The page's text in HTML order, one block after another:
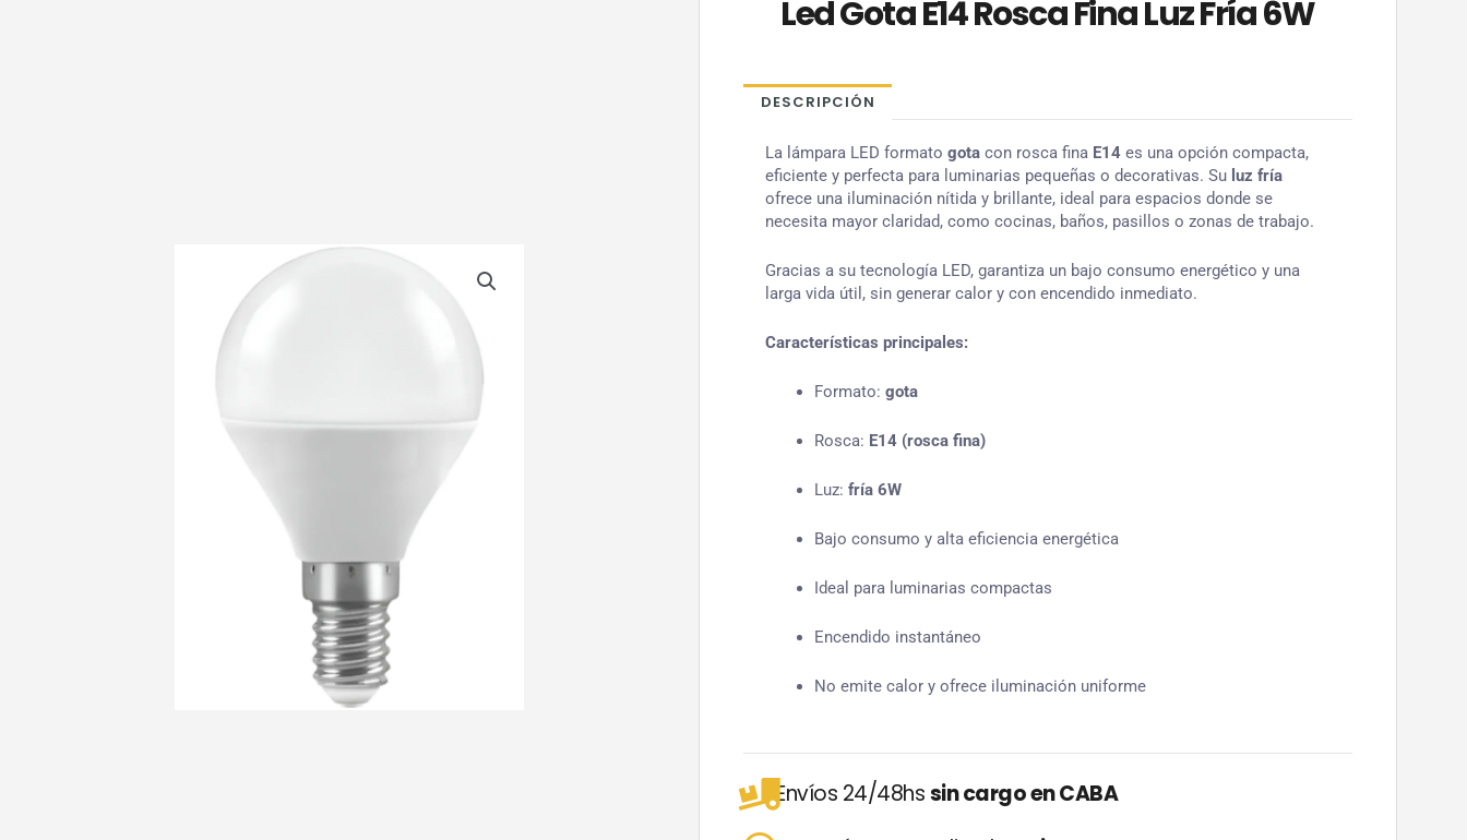
Led Gota E14 Rosca Fina Luz Fría 6W
DESCRIPCIÓN
La lámpara LED formato gota con rosca fina E14 es una opción compacta,
eficiente y perfecta para luminarias pequeñas o decorativas. Su luz fría
ofrece una iluminación nítida y brillante, ideal para espacios donde se
necesita mayor claridad, como cocinas, baños, pasillos o zonas de trabajo.
Gracias a su tecnología LED, garantiza un bajo consumo energético y una
larga vida útil, sin generar calor y con encendido inmediato.
Características principales:
Formato: gota
Rosca: E14 (rosca fina)
Luz: fría 6W
Bajo consumo y alta eficiencia energética
Ideal para luminarias compactas
Encendido instantáneo
No emite calor y ofrece iluminación uniforme
Envíos 24/48hssin cargo en CABA